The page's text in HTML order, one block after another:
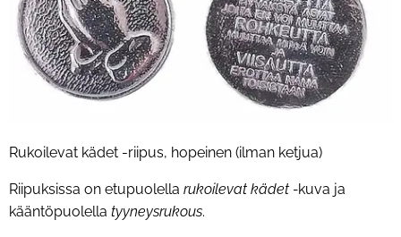
Rukoilevat kädet -riipus, hopeinen (ilman ketjua)
Riipuksissa on etupuolella rukoilevat kädet -kuva ja
kääntöpuolella tyyneysrukous.